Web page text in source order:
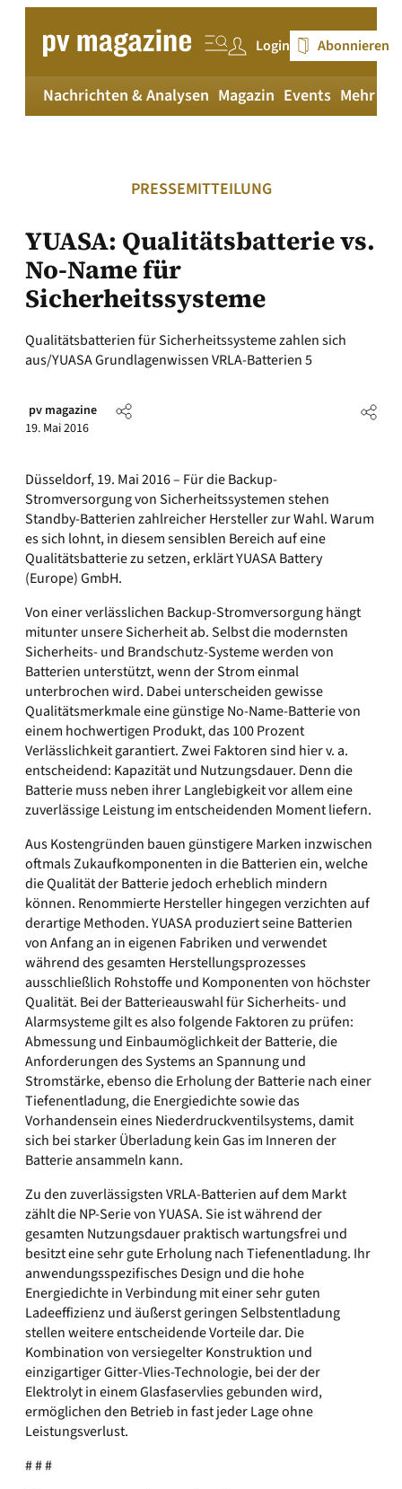
springen
Login Abonnieren
Nachrichten & Analysen Magazin Events Mehr
PRESSEMITTEILUNG
YUASA: Qualitätsbatterie vs.
No-Name für
Sicherheitssysteme
Qualitätsbatterien für Sicherheitssysteme zahlen sich
aus/YUASA Grundlagenwissen VRLA-Batterien 5
pv magazine
19. Mai 2016
Düsseldorf, 19. Mai 2016 – Für die Backup-
Stromversorgung von Sicherheitssystemen stehen
Standby-Batterien zahlreicher Hersteller zur Wahl. Warum
es sich lohnt, in diesem sensiblen Bereich auf eine
Qualitätsbatterie zu setzen, erklärt YUASA Battery
(Europe) GmbH.
Von einer verlässlichen Backup-Stromversorgung hängt
mitunter unsere Sicherheit ab. Selbst die modernsten
Sicherheits- und Brandschutz-Systeme werden von
Batterien unterstützt, wenn der Strom einmal
unterbrochen wird. Dabei unterscheiden gewisse
Qualitätsmerkmale eine günstige No-Name-Batterie von
einem hochwertigen Produkt, das 100 Prozent
Verlässlichkeit garantiert. Zwei Faktoren sind hier v. a.
entscheidend: Kapazität und Nutzungsdauer. Denn die
Batterie muss neben ihrer Langlebigkeit vor allem eine
zuverlässige Leistung im entscheidenden Moment liefern.
Aus Kostengründen bauen günstigere Marken inzwischen
oftmals Zukaufkomponenten in die Batterien ein, welche
die Qualität der Batterie jedoch erheblich mindern
können. Renommierte Hersteller hingegen verzichten auf
derartige Methoden. YUASA produziert seine Batterien
von Anfang an in eigenen Fabriken und verwendet
während des gesamten Herstellungsprozesses
ausschließlich Rohstoffe und Komponenten von höchster
Qualität. Bei der Batterieauswahl für Sicherheits- und
Alarmsysteme gilt es also folgende Faktoren zu prüfen:
Abmessung und Einbaumöglichkeit der Batterie, die
Anforderungen des Systems an Spannung und
Stromstärke, ebenso die Erholung der Batterie nach einer
Tiefenentladung, die Energiedichte sowie das
Vorhandensein eines Niederdruckventilsystems, damit
sich bei starker Überladung kein Gas im Inneren der
Batterie ansammeln kann.
Zu den zuverlässigsten VRLA-Batterien auf dem Markt
zählt die NP-Serie von YUASA. Sie ist während der
gesamten Nutzungsdauer praktisch wartungsfrei und
besitzt eine sehr gute Erholung nach Tiefenentladung. Ihr
anwendungsspezifisches Design und die hohe
Energiedichte in Verbindung mit einer sehr guten
Ladeeffizienz und äußerst geringen Selbstentladung
stellen weitere entscheidende Vorteile dar. Die
Kombination von versiegelter Konstruktion und
einzigartiger Gitter-Vlies-Technologie, bei der der
Elektrolyt in einem Glasfaservlies gebunden wird,
ermöglichen den Betrieb in fast jeder Lage ohne
Leistungsverlust.
# # #